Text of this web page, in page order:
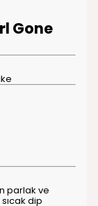
Gone
parlak ve
dip